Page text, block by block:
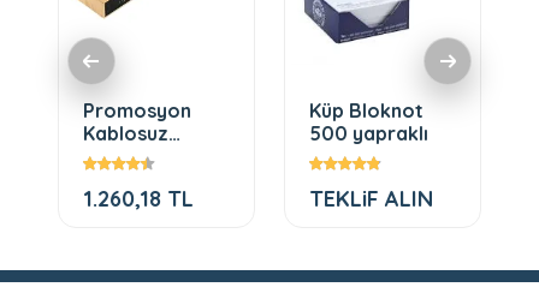
Promosyon
Kablosuz
powerbank şarj
cihazı masa
üstü g
1.260,18 TL
Küp Bloknot
500 yapraklı
TEKLiF ALIN